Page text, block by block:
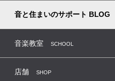
音と住まいのサポート BLOG
音楽教室 SCHOOL
店舗 SHOP